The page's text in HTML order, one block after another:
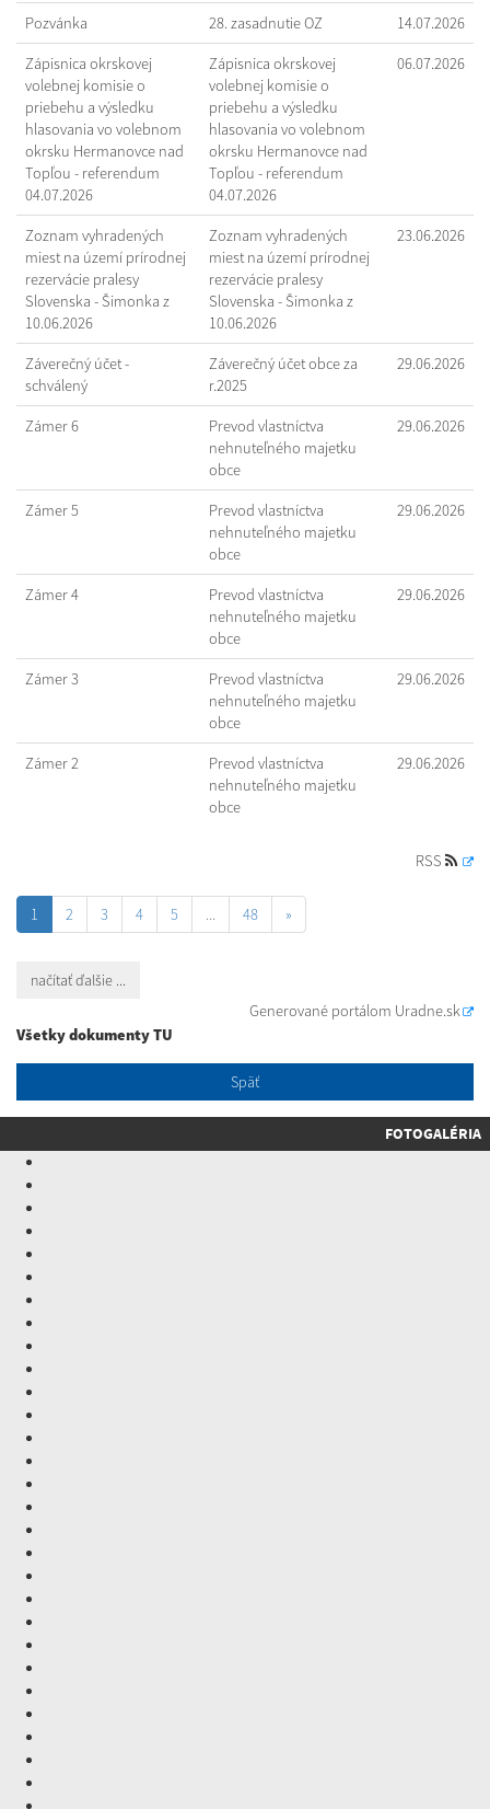
Pozvánka 28. zasadnutie OZ 14.07.2026
Zápisnica okrskovej
volebnej komisie o
priebehu a výsledku
hlasovania vo volebnom
okrsku Hermanovce nad
Topľou - referendum
04.07.2026
Zápisnica okrskovej
volebnej komisie o
priebehu a výsledku
hlasovania vo volebnom
okrsku Hermanovce nad
Topľou - referendum
04.07.2026
06.07.2026
Zoznam vyhradených
miest na území prírodnej
rezervácie pralesy
Slovenska - Šimonka z
10.06.2026
Zoznam vyhradených
miest na území prírodnej
rezervácie pralesy
Slovenska - Šimonka z
10.06.2026
23.06.2026
Záverečný účet -
schválený
Záverečný účet obce za
r.2025
29.06.2026
Zámer 6
Prevod vlastníctva
nehnuteľného majetku
obce
29.06.2026
Zámer 5
Prevod vlastníctva
nehnuteľného majetku
obce
29.06.2026
Zámer 4
Prevod vlastníctva
nehnuteľného majetku
obce
29.06.2026
Zámer 3
Prevod vlastníctva
nehnuteľného majetku
obce
29.06.2026
Zámer 2
Prevod vlastníctva
nehnuteľného majetku
obce
29.06.2026
RSS
1 2 3 4 5 ... 48 »
načítať ďalšie ...
Generované portálom Uradne.sk
Všetky dokumenty TU
Späť
FOTOGALÉRIA